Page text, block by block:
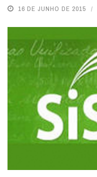
16 DE JUNHO DE 2015